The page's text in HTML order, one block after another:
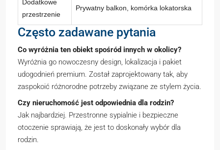
Dodatkowe
przestrzenie
Prywatny balkon, komórka lokatorska
Często zadawane pytania
Co wyróżnia ten obiekt spośród innych w okolicy?
Wyróżnia go nowoczesny design, lokalizacja i pakiet
udogodnień premium. Został zaprojektowany tak, aby
zaspokoić różnorodne potrzeby związane ze stylem życia.
Czy nieruchomość jest odpowiednia dla rodzin?
Jak najbardziej. Przestronne sypialnie i bezpieczne
otoczenie sprawiają, że jest to doskonały wybór dla
rodzin.